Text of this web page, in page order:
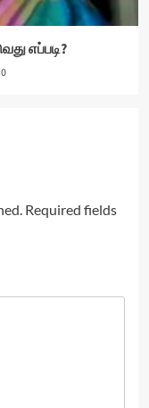
எப்படி?
0
Required fields